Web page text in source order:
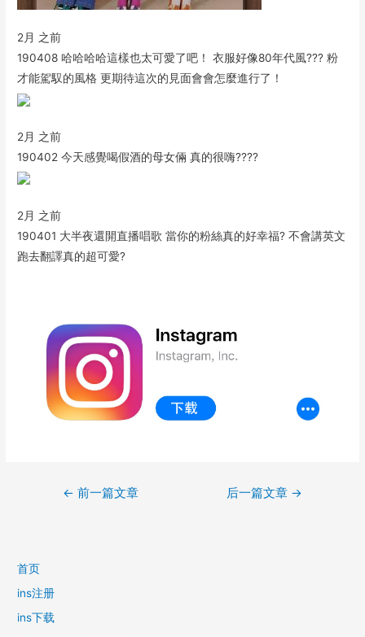
2月 之前
190408 哈哈哈哈這樣也太可愛了吧！ 衣服好像80年代風??? 粉
才能駕馭的風格 更期待這次的見面會會怎麼進行了！
2月 之前
190402 今天感覺喝假酒的母女倆 真的很嗨????
2月 之前
190401 大半夜還開直播唱歌 當你的粉絲真的好幸福? 不會講英文
跑去翻譯真的超可愛?
← 前一篇文章 后一篇文章 →
首页
ins注册
ins下载